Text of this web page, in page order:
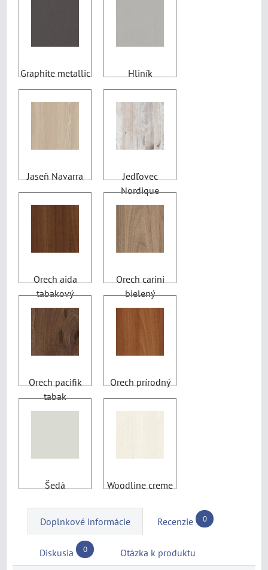
Graphite metallic Hliník
Jaseň Navarra
Jedľovec
Nordique
Orech aida
tabakový
Orech carini
bielený
Orech pacifik
tabak
Orech prírodný
Šedá Woodline creme
Doplnkové informácie Recenzie 0
Diskusia 0 Otázka k produktu